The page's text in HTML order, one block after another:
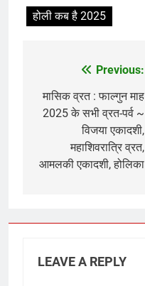
होली कब है 2025
navigation
Previous:
मासिक व्रत : फाल्गुन माह
2025 के सभी व्रत-पर्व ~
विजया एकादशी,
महाशिवरात्रि व्रत,
आमलकी एकादशी, होलिका
LEAVE A REPLY